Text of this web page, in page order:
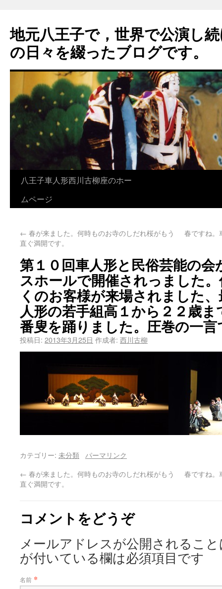
地元八王子で，世界で公演し
の日々を綴ったブログです。
八王子車人形西川古柳座のホー
ムページ
← 春が来ました。何時ものお寺のしだれ桜がもう
直ぐ満開です。
春ですね。
第１０回車人形と民俗芸能の
スホールで開催されっました
くのお客様が来場されました
人形の若手組高１から２２歳
番叟を踊りました。圧巻の一
投稿日: 2013年3月25日 作成者: 西川古柳
カテゴリー: 未分類
パーマリンク
← 春が来ました。何時ものお寺のしだれ桜がもう
直ぐ満開です。
春ですね。
コメントをどうぞ
メールアドレスが公開されるこ
が付いている欄は必須項目です
名前 *